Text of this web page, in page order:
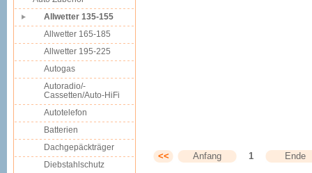
<< Anfang 1 Ende
Allwetter 135-155
Allwetter 165-185
Allwetter 195-225
Autogas
Autoradio/-
Cassetten/Auto-HiFi
Autotelefon
Batterien
Dachgepäckträger
Diebstahlschutz